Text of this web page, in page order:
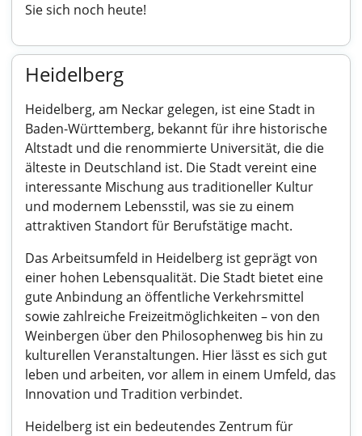
Sie sich noch heute!
Heidelberg
Heidelberg, am Neckar gelegen, ist eine Stadt in
Baden-Württemberg, bekannt für ihre historische
Altstadt und die renommierte Universität, die die
älteste in Deutschland ist. Die Stadt vereint eine
interessante Mischung aus traditioneller Kultur
und modernem Lebensstil, was sie zu einem
attraktiven Standort für Berufstätige macht.
Das Arbeitsumfeld in Heidelberg ist geprägt von
einer hohen Lebensqualität. Die Stadt bietet eine
gute Anbindung an öffentliche Verkehrsmittel
sowie zahlreiche Freizeitmöglichkeiten – von den
Weinbergen über den Philosophenweg bis hin zu
kulturellen Veranstaltungen. Hier lässt es sich gut
leben und arbeiten, vor allem in einem Umfeld, das
Innovation und Tradition verbindet.
Heidelberg ist ein bedeutendes Zentrum für